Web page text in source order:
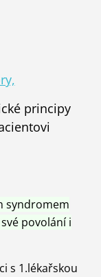
principy
syndromem
povolání i
s 1.lékařskou